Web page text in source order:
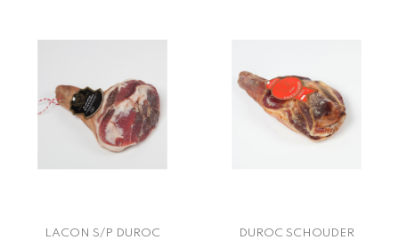
LACON S/P DUROC
DUROC SCHOUDER